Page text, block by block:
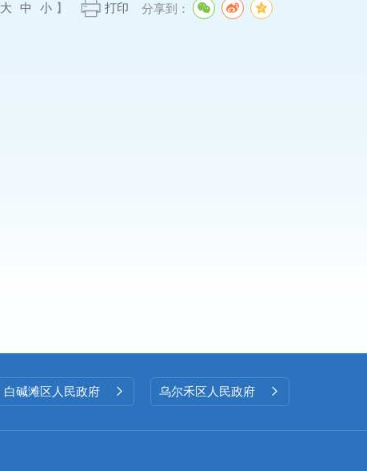
大 中 小 】 打印 分享到：
白碱滩区人民政府  乌尔禾区人民政府 